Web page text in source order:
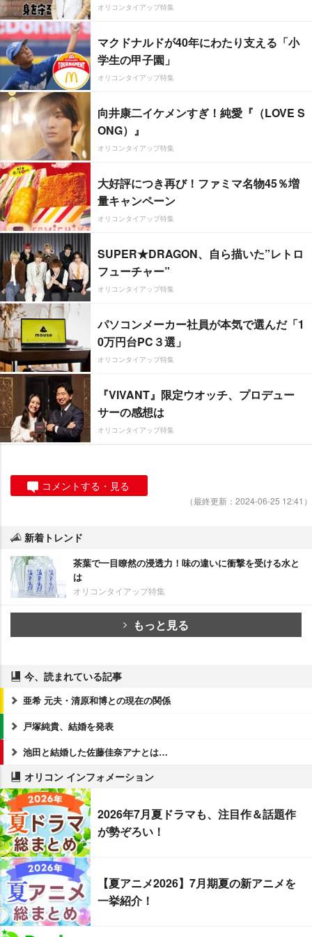
オリコンタイアップ特集
マクドナルドが40年にわたり支える「小
学生の甲子園」
オリコンタイアップ特集
向井康二イケメンすぎ！純愛『（LOVE S
ONG）』
オリコンタイアップ特集
大好評につき再び！ファミマ名物45％増
量キャンペーン
オリコンタイアップ特集
SUPER★DRAGON、自ら描いた”レトロ
フューチャー”
オリコンタイアップ特集
パソコンメーカー社員が本気で選んだ「1
0万円台PC３選」
オリコンタイアップ特集
『VIVANT』限定ウオッチ、プロデュー
サーの感想は
オリコンタイアップ特集
コメントする・見る
（最終更新：2024-06-25 12:41）
新着トレンド
茶葉で一目瞭然の浸透力！味の違いに衝撃を受ける水と
は
オリコンタイアップ特集
もっと見る
今、読まれている記事
亜希 元夫・清原和博との現在の関係
戸塚純貴、結婚を発表
池田と結婚した佐藤佳奈アナとは…
オリコン インフォメーション
2026年7月夏ドラマも、注目作＆話題作
が勢ぞろい！
【夏アニメ2026】7月期夏の新アニメを
一挙紹介！